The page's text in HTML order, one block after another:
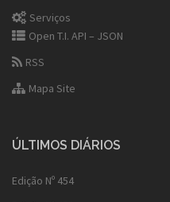
Serviços
Open T.I. API – JSON
RSS
Mapa Site
ÚLTIMOS DIÁRIOS
Edição Nº 454